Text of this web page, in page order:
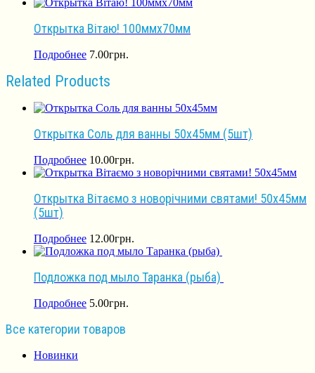
Открытка Вітаю! 100ммх70мм
Подробнее 7.00грн.
Related Products
Открытка Соль для ванны 50х45мм (5шт)
Подробнее 10.00грн.
Открытка Вітаємо з новорічними святами! 50х45мм
(5шт)
Подробнее 12.00грн.
Подложка под мыло Таранка (рыба)
Подробнее 5.00грн.
Все категории товаров
Новинки